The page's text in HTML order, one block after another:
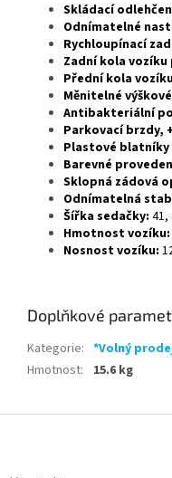
Skládací
Odnímatelné
Rychloupínací
Zadní kola vozíku
Přední kola
Měnitelné
Antibakteriální
Parkovací brzdy,
Plastové blatníky
Barevné
Sklopná zádová
Odnímatelná
Šířka sedačky: 41,
Hmotnost vozíku:
Nosnost vozíku:
Doplňkové
Kategorie: *Volný
Hmotnost: 15.6 kg